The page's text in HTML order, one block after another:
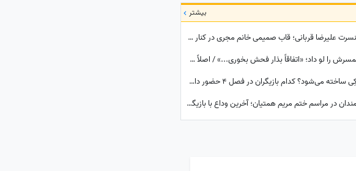
بیشتر
مژده لواسانی در کنسرت علیرضا قربانی؛ قاب صمیمی خانم مجری در کنار پدرش و خواننده محبوب
الیکا عبدالرزاقی همسرش را لو داد؛ «اتفاقاً بذار فحش بخوری...» / اصلاً هم آقا و متشخص نیست!
زیر آسمان شهر 4 کِی ساخته می‌شود؟ کدام بازیگران در فصل 4 حضور دارند؟
بغض سنگین هنرمندان در مراسم ختم مریم همتیان؛ آخرین وداع با بازیگری که در 33سالگی تسلیم سرطان شد / از سامان صفاری و ستاره اسکندری تا مسعود فراستی و هانیه غلامی در سوگ بازیگر فقید